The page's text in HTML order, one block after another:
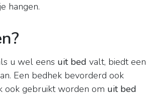
hangen.
u wel eens uit bed valt, biedt een
Een bedhek bevorderd ook
ook gebruikt worden om uit bed